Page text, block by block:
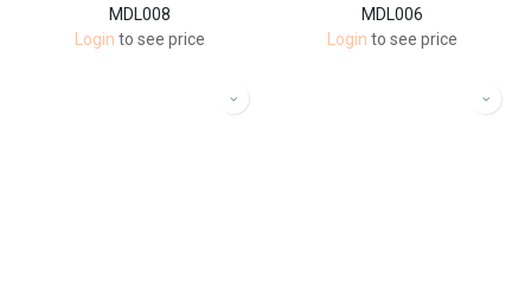
MDL008
Login to see price
MDL006
Login to see price